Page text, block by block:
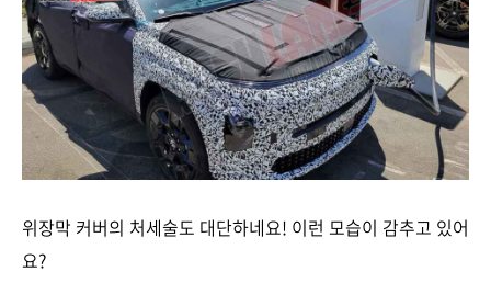
위장막 커버의 처세술도 대단하네요! 이런 모습이 감추고 있어
요?